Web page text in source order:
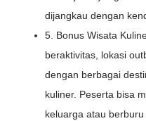
dijangkau dengan
5. Bonus Wisata
beraktivitas, lokasi
dengan berbagai
kuliner. Peserta bisa
keluarga atau